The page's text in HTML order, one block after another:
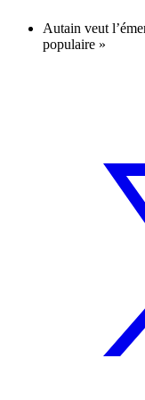
Autain veut
populaire »